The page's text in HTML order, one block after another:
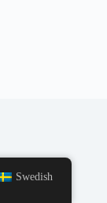
ossSwedish